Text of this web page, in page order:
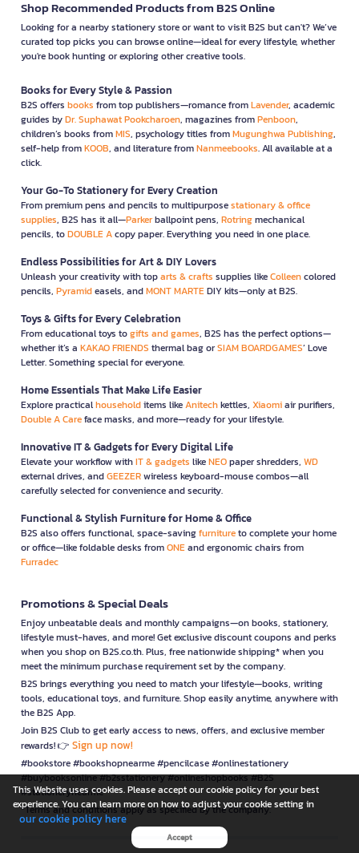
Shop Recommended Products from B2S Online
Looking for a nearby stationery store or want to visit B2S but can't? We’ve
curated top picks you can browse online—ideal for every lifestyle, whether
you're book hunting or exploring other creative tools.
Books for Every Style & Passion
B2S offers books from top publishers—romance fromLavender, academic
guides byDr. Suphawat Pookcharoen, magazines fromPenboon,
children’s books fromMIS, psychology titles fromMugunghwa Publishing,
self-help fromKOOB, and literature fromNanmeebooks. All available at a
click.
Your Go-To Stationery for Every Creation
From premium pens and pencils to multipurposestationary & office
supplies, B2S has it all—Parkerballpoint pens, Rotringmechanical
pencils, toDOUBLE Acopy paper. Everything you need in one place.
Endless Possibilities for Art & DIY Lovers
Unleash your creativity with toparts & crafts supplies likeColleencolored
pencils, Pyramideasels, andMONT MARTEDIY kits—only at B2S.
Toys & Gifts for Every Celebration
From educational toys togifts and games, B2S has the perfect options—
whether it’s a KAKAO FRIENDS thermal bag orSIAM BOARDGAMES’ Love
Letter. Something special for everyone.
Home Essentials That Make Life Easier
Explore practicalhouseholditems likeAnitechkettles, Xiaomiair purifiers,
Double A Careface masks, and more—ready for your lifestyle.
Innovative IT & Gadgets for Every Digital Life
Elevate your workflow withIT & gadgets likeNEOpaper shredders, WD
external drives, andGEEZERwireless keyboard-mouse combos—all
carefully selected for convenience and security.
Functional & Stylish Furniture for Home & Office
B2S also offers functional, space-savingfurnitureto complete your home
or office—like foldable desks fromONEand ergonomic chairs from
Furradec
Promotions & Special Deals
Enjoy unbeatable deals and monthly campaigns—on books, stationery,
lifestyle must-haves, and more! Get exclusive discount coupons and perks
when you shop on B2S.co.th. Plus, free nationwide shipping* when you
meet the minimum purchase requirement set by the company.
B2S brings everything you need to match your lifestyle—books, writing
tools, educational toys, and furniture. Shop easily anytime, anywhere with
the B2S App.
Join B2S Club to get early access to news, offers, and exclusive member
rewards! 👉 Sign up now!
#bookstore #bookshopnearme #pencilcase #onlinestationery
#buybooksonline #b2sstationery #onlineshopbooks #B2S
#stationerynearme
*Terms and conditions apply as specified by the company.
This Website uses cookies. Please accept our cookie policy for your best
experience. You can learn more on how to adjust your cookie setting in
our cookie policy here
Accept